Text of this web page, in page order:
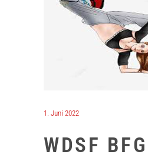
1. Juni 2022
WDSF BFG